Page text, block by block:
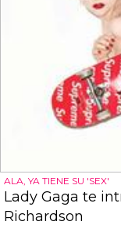
ALA, YA TIENE SU 'SEX'
Lady Gaga te
Richardson